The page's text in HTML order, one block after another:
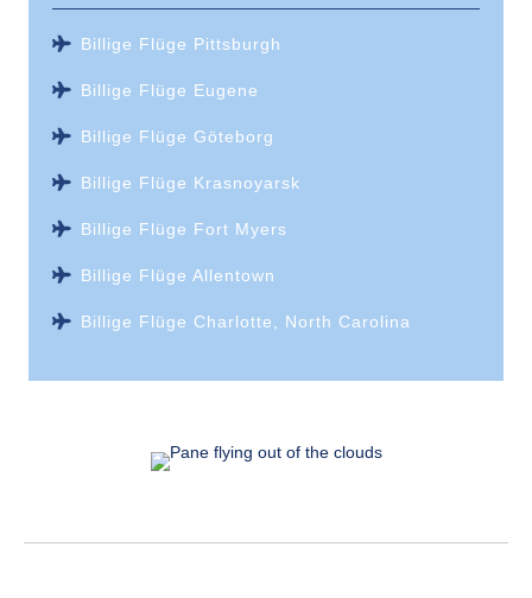
Billige Flüge Pittsburgh
Billige Flüge Eugene
Billige Flüge Göteborg
Billige Flüge Krasnoyarsk
Billige Flüge Fort Myers
Billige Flüge Allentown
Billige Flüge Charlotte, North Carolina